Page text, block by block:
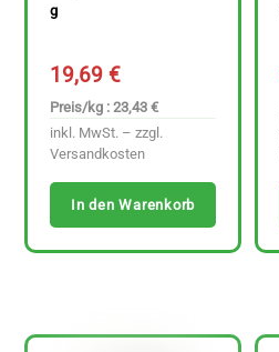
g
19,69€
Preis/kg : 23,43 €
inkl. MwSt. – zzgl.
Versandkosten
In den Warenkorb